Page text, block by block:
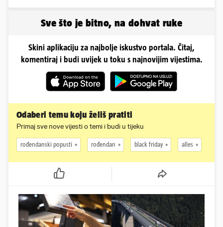
Sve što je bitno, na dohvat ruke
Skini aplikaciju za najbolje iskustvo portala. Čitaj,
komentiraj i budi uvijek u toku s najnovijim vijestima.
Odaberi temu koju želiš pratiti
Primaj sve nove vijesti o temi i budi u tijeku
rođendanski popusti rođendan black friday alles